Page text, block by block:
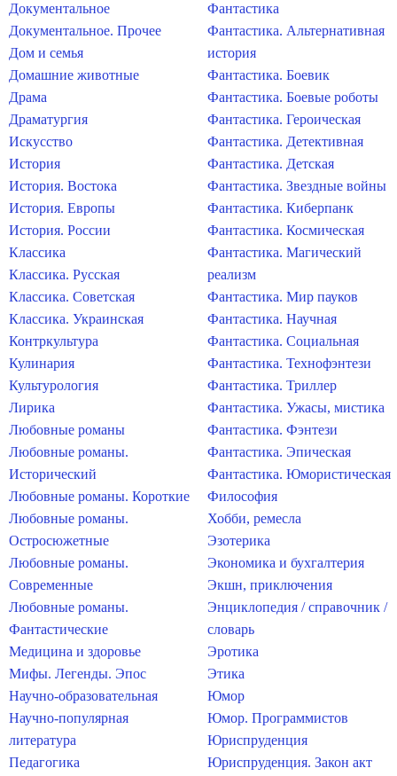
Документальное
Документальное. Прочее
Дом и семья
Домашние животные
Драма
Драматургия
Искусство
История
История. Востока
История. Европы
История. России
Классика
Классика. Русская
Классика. Советская
Классика. Украинская
Контркультура
Кулинария
Культурология
Лирика
Любовные романы
Любовные романы.
Исторический
Любовные романы. Короткие
Любовные романы.
Остросюжетные
Любовные романы.
Современные
Любовные романы.
Фантастические
Медицина и здоровье
Мифы. Легенды. Эпос
Научно-образовательная
Научно-популярная
литература
Педагогика
Фантастика
Фантастика. Альтернативная
история
Фантастика. Боевик
Фантастика. Боевые роботы
Фантастика. Героическая
Фантастика. Детективная
Фантастика. Детская
Фантастика. Звездные войны
Фантастика. Киберпанк
Фантастика. Космическая
Фантастика. Магический
реализм
Фантастика. Мир пауков
Фантастика. Научная
Фантастика. Социальная
Фантастика. Технофэнтези
Фантастика. Триллер
Фантастика. Ужасы, мистика
Фантастика. Фэнтези
Фантастика. Эпическая
Фантастика. Юмористическая
Философия
Хобби, ремесла
Эзотерика
Экономика и бухгалтерия
Экшн, приключения
Энциклопедия / справочник /
словарь
Эротика
Этика
Юмор
Юмор. Программистов
Юриспруденция
Юриспруденция. Закон акт